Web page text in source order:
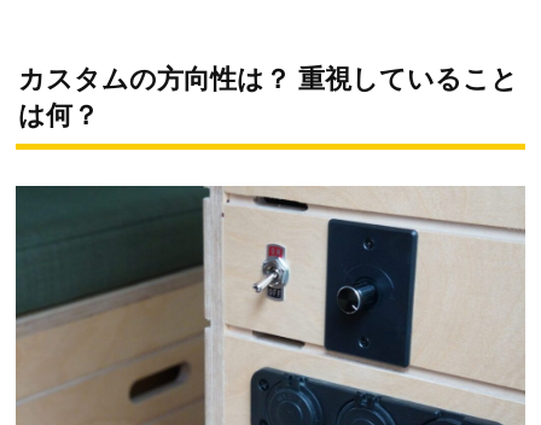
カスタムの方向性は？ 重視していること
は何？